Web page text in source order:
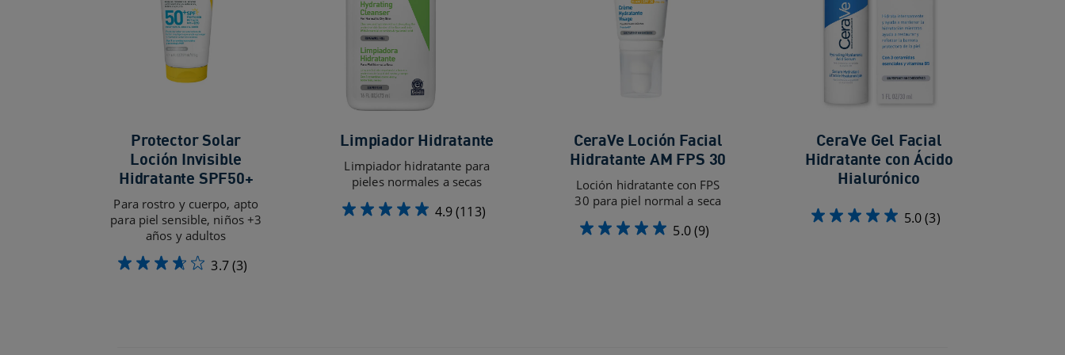
Protector Solar
Loción Invisible
Hidratante SPF50+
Para rostro y cuerpo, apto
para piel sensible, niños +3
años y adultos
3.7(3)
Limpiador Hidratante
Limpiador hidratante para
pieles normales a secas
4.9(113)
CeraVe Loción Facial
Hidratante AM FPS 30
Loción hidratante con FPS
30 para piel normal a seca
5.0(9)
CeraVe Gel Facial
Hidratante con Ácido
Hialurónico
5.0(3)